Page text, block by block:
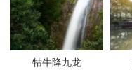
牯牛降九龙